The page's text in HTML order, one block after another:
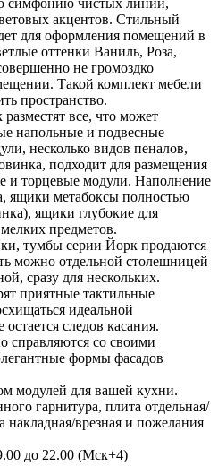
акцентов. Стильный
для оформления помещений в
оттенки Ваниль, Роза,
не громоздко
Такой комплект мебели
пространство.
все, что может
напольные и подвесные
несколько видов пеналов,
подходит для размещения
и торцевые модули. Наполнение
ящики метабоксы полностью
ящики глубокие для
предметов.
тумбы серии Йорк продаются
можно отдельной столешницей
сразу для нескольких.
приятные тактильные
идеальной
следов касания.
справляются со своими
формы фасадов
для вашей кухни.
гарнитура, плита отдельная/
врезная и пожелания
до 22.00 (Мск+4)